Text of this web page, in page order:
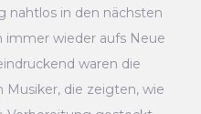
nahtlos in den nächsten
immer wieder aufs Neue
waren die
Musiker, die zeigten, wie